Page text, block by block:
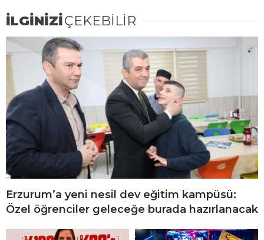
İLGİNİZİÇEKEBİLİR
Erzurum’a yeni nesil dev eğitim kampüsü:
Özel öğrenciler geleceğe burada hazırlanacak